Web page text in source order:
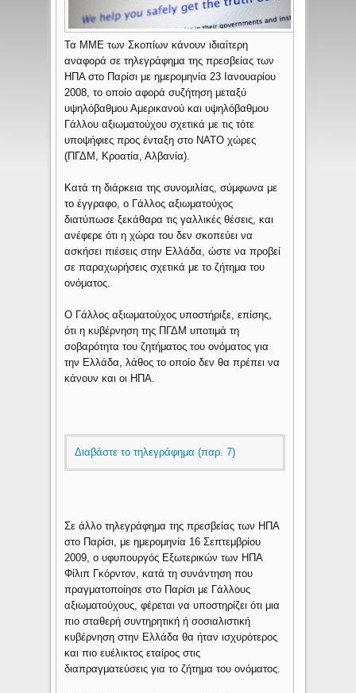
Τα ΜΜΕ των Σκοπίων κάνουν ιδιαίτερη
αναφορά σε τηλεγράφημα της πρεσβείας των
ΗΠΑ στο Παρίσι με ημερομηνία 23 Ιανουαρίου
2008, το οποίο αφορά συζήτηση μεταξύ
υψηλόβαθμου Αμερικανού και υψηλόβαθμου
Γάλλου αξιωματούχου σχετικά με τις τότε
υποψήφιες προς ένταξη στο ΝΑΤΟ χώρες
(ΠΓΔΜ, Κροατία, Αλβανία).
Κατά τη διάρκεια της συνομιλίας, σύμφωνα με
το έγγραφο, ο Γάλλος αξιωματούχος
διατύπωσε ξεκάθαρα τις γαλλικές θέσεις, και
ανέφερε ότι η χώρα του δεν σκοπεύει να
ασκήσει πιέσεις στην Ελλάδα, ώστε να προβεί
σε παραχωρήσεις σχετικά με το ζήτημα του
ονόματος.
Ο Γάλλος αξιωματούχος υποστήριξε, επίσης,
ότι η κυβέρνηση της ΠΓΔΜ υποτιμά τη
σοβαρότητα του ζητήματος του ονόματος για
την Ελλάδα, λάθος το οποίο δεν θα πρέπει να
κάνουν και οι ΗΠΑ.
Διαβάστε το τηλεγράφημα (παρ. 7)
Σε άλλο τηλεγράφημα της πρεσβείας των ΗΠΑ
στο Παρίσι, με ημερομηνία 16 Σεπτεμβρίου
2009, ο υφυπουργός Εξωτερικών των ΗΠΑ
Φίλιπ Γκόρντον, κατά τη συνάντηση που
πραγματοποίησε στο Παρίσι με Γάλλους
αξιωματούχους, φέρεται να υποστηρίζει ότι μια
πιο σταθερή συντηρητική ή σοσιαλιστική
κυβέρνηση στην Ελλάδα θα ήταν ισχυρότερος
και πιο ευέλικτος εταίρος στις
διαπραγματεύσεις για το ζήτημα του ονόματος.